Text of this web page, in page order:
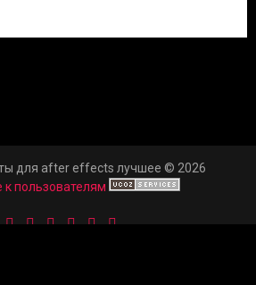
для after effects лучшее © 2026
пользователям